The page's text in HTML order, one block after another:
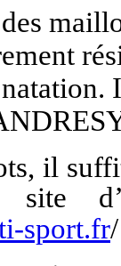
il
sport.fr/